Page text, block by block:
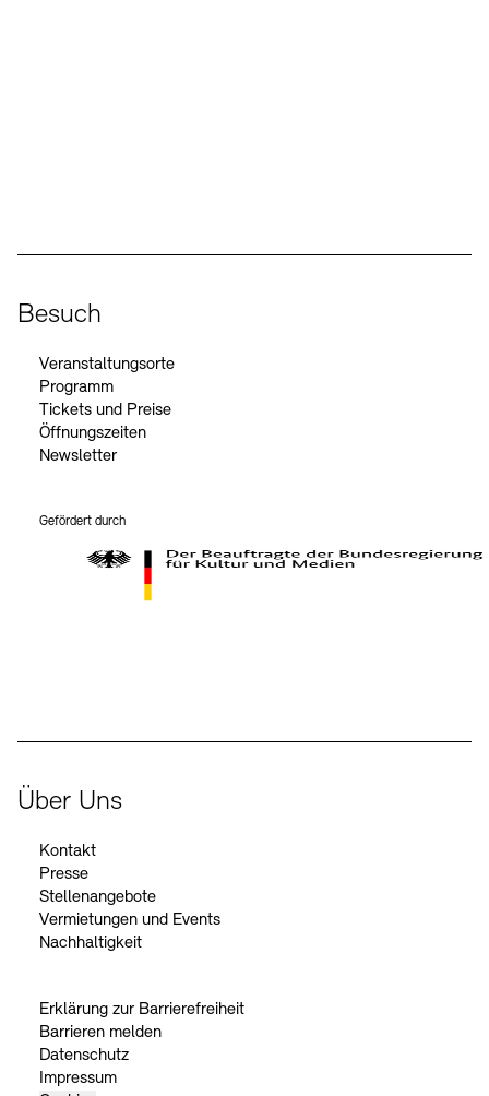
Besuch
Veranstaltungsorte
Programm
Tickets und Preise
Öffnungszeiten
Newsletter
Gefördert durch
Über Uns
Kontakt
Presse
Stellenangebote
Vermietungen und Events
Nachhaltigkeit
Erklärung zur Barrierefreiheit
Barrieren melden
Datenschutz
Impressum